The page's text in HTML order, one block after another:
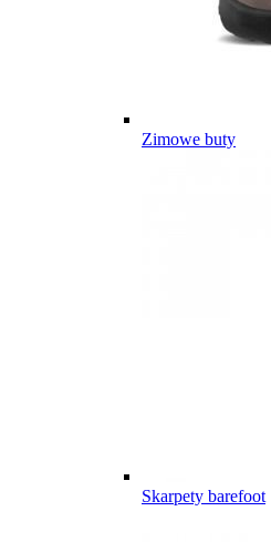
Zimowe buty
Skarpety barefoot